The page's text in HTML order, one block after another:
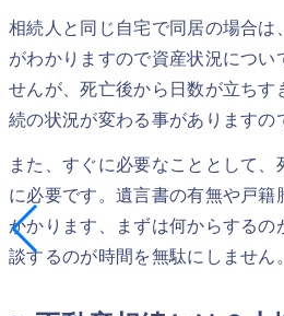
相続人と同じ自宅で同居の場合は
がわかりますので資産状況につい
せんが、死亡後から日数が立ちす
続の状況が変わる事がありますの
また、すぐに必要なこととして、
に必要です。遺言書の有無や戸籍
かかります、まずは何からするの
談するのが時間を無駄にしません。